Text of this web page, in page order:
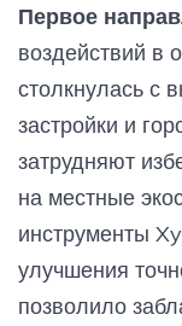
Первое
воздействий в
столкнулась с
застройки и
затрудняют
на местные
инструменты
улучшения
позволило